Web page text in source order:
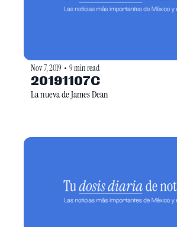
Nov 7, 2019 • 9 min read
20191107C
La nueva de James Dean